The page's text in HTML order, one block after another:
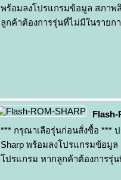
พร้อมลงโปรแกรมข้อมูล สภาพ
ลูกค้าต้องการรุ่นที่ไม่มีในรายก
Flash-
*** กรุณาเลือรุ่นก่อนสั่งซื้อ ***
Sharp พร้อมลงโปรแกรมข้อมู
โปรแกรม หากลูกค้าต้องการรุ่